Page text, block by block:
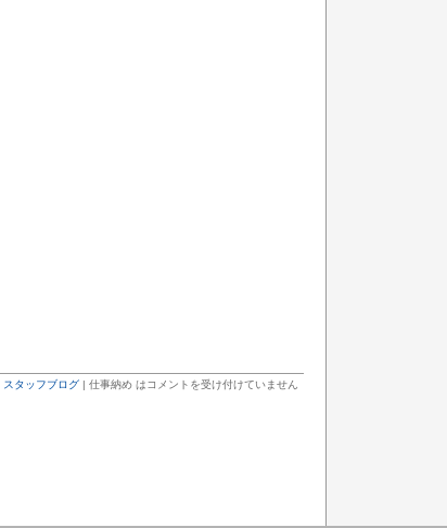
スタッフブログ | 仕事納め はコメントを受け付けていません